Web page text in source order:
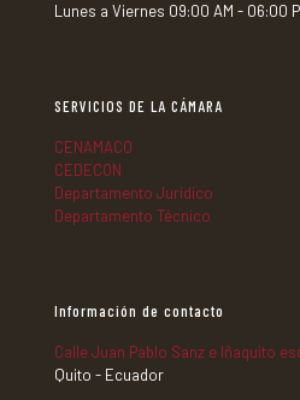
Lunes a Viernes 09:00 AM - 06:00
SERVICIOS DE LA CÁMARA
CENAMACO
CEDECON
Departamento Jurídico
Departamento Técnico
Información de contacto
Calle Juan Pablo Sanz e Iñaquito
Quito - Ecuador